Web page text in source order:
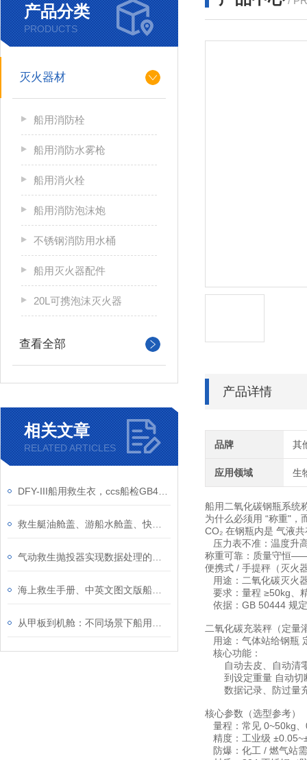
产品分类
PRODUCTS
灭火器材
船用消防栓
船用消防水雾枪
船用消火栓
船用消防泡沫炮
不锈钢消防用水桶
船用灭火器配件
20L可携泡沫灭火器
查看全部
相关文章
RELATED ARTICLES
产品详情
品牌 其
应用领域 生
船用二氧化碳钢瓶系统
为什么必须用 “称重"，
CO₂ 在钢瓶内是 气液
压力表不准：温度升
称重可靠：质量守恒
便携式 / 手提秤（灭火
用途：二氧化碳灭火
要求：量程 ≥50kg、
依据：GB 50444 规
二氧化碳充装秤（定量
用途：气体站给钢瓶
核心功能：
自动去皮、自动清
到设定重量 自动切
数据记录、防过量
核心参数（选型参考）
量程：常见 0~50kg
精度：工业级
防爆：化工 / 燃气站